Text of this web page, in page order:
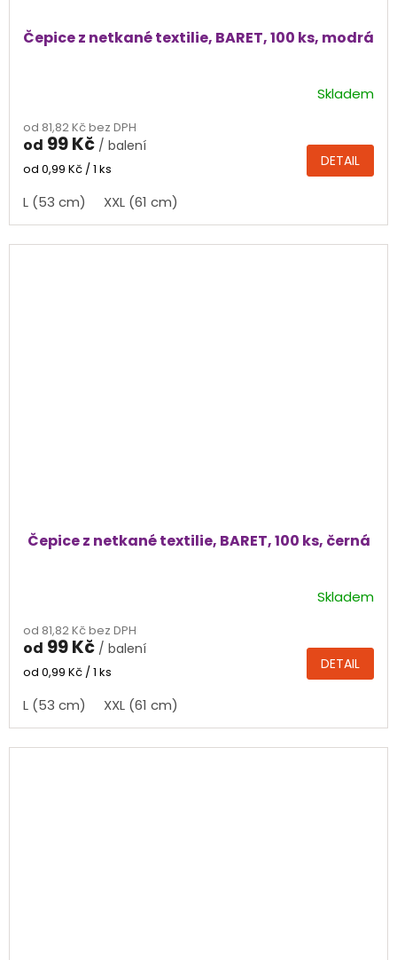
Čepice z netkané textilie, BARET, 100 ks, modrá
produktu
je
5,0
5
hvězdiček.
Skladem
od 81,82 Kč bez DPH
od 99 Kč / balení
Měrná
od 0,99 Kč / 1 ks DETAIL
L (53 cm) XXL (61 cm)
Čepice z netkané textilie, BARET, 100 ks, černá
Skladem
od 81,82 Kč bez DPH
od 99 Kč / balení
Měrná
od 0,99 Kč / 1 ks DETAIL
L (53 cm) XXL (61 cm)